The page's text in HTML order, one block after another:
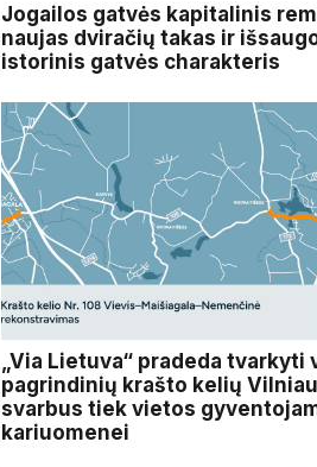
Jogailos gatvės kapitalinis
naujas dviračių takas ir
istorinis gatvės charakteris
„Via Lietuva“ pradeda tvarkyti
pagrindinių krašto kelių
svarbus tiek vietos
kariuomenei